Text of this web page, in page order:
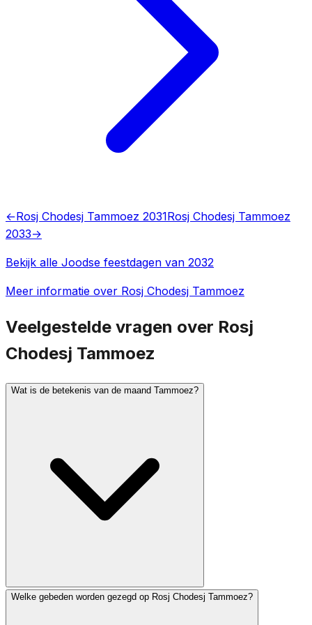
←Rosj Chodesj Tammoez 2031Rosj Chodesj Tammoez
2033→
Bekijk alle Joodse feestdagen van 2032
Meer informatie over Rosj Chodesj Tammoez
Veelgestelde vragen over Rosj
Chodesj Tammoez
Wat is de betekenis van de maand Tammoez?
Welke gebeden worden gezegd op Rosj Chodesj Tammoez?